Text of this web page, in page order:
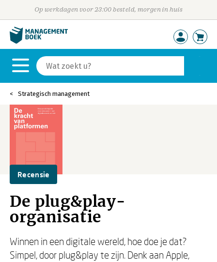
Op werkdagen voor 23:00 besteld, morgen in huis
Strategisch management
Recensie
De plug&play-
organisatie
Winnen in een digitale wereld, hoe doe je dat?
Simpel, door plug&play te zijn. Denk aan Apple,